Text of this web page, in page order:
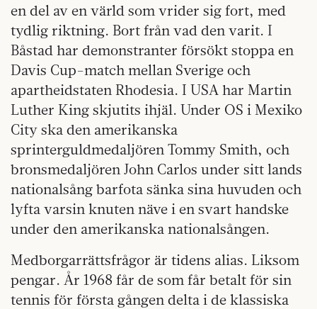
en del av en värld som vrider sig fort, med
tydlig riktning. Bort från vad den varit. I
Båstad har demonstranter försökt stoppa en
Davis Cup-match mellan Sverige och
apartheidstaten Rhodesia. I USA har Martin
Luther King skjutits ihjäl. Under OS i Mexiko
City ska den amerikanska
sprinterguldmedaljören Tommy Smith, och
bronsmedaljören John Carlos under sitt lands
nationalsång barfota sänka sina huvuden och
lyfta varsin knuten näve i en svart handske
under den amerikanska nationalsången.
Medborgarrättsfrågor är tidens alias. Liksom
pengar. År 1968 får de som får betalt för sin
tennis för första gången delta i de klassiska